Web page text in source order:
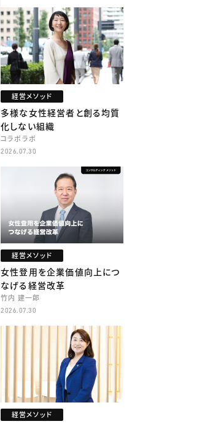
経営メソッド
多様な女性経営者と創る均質
化しない組織
コラボラボ
2026.07.30
経営メソッド
女性登用を企業価値向上につ
なげる経営改革
竹内 建一郎
2026.07.30
経営メソッド